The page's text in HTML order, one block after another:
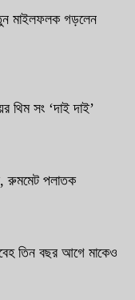
মাইলফলক গড়লেন
থিম সং ‘দাই দাই’
রুমমেট পলাতক
তিন বছর আগে মাকেও